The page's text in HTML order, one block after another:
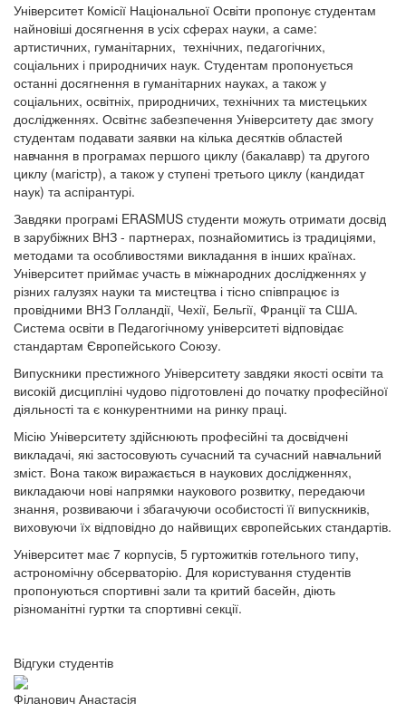
Університет Комісії Національної Освіти пропонує студентам
найновіші досягнення в усіх сферах науки, а саме:
артистичних, гуманітарних, технічних, педагогічних,
соціальних і природничих наук. Студентам пропонується
останні досягнення в гуманітарних науках, а також у
соціальних, освітніх, природничих, технічних та мистецьких
дослідженнях. Освітнє забезпечення Університету дає змогу
студентам подавати заявки на кілька десятків областей
навчання в програмах першого циклу (бакалавр) та другого
циклу (магістр), а також у ступені третього циклу (кандидат
наук) та аспірантурі.
Завдяки програмі ERASMUS студенти можуть отримати досвід
в зарубіжних ВНЗ - партнерах, познайомитись із традиціями,
методами та особливостями викладання в інших країнах.
Університет приймає участь в міжнародних дослідженнях у
різних галузях науки та мистецтва і тісно співпрацює із
провідними ВНЗ Голландії, Чехії, Бельгії, Франції та США.
Система освіти в Педагогічному університеті відповідає
стандартам Європейського Союзу.
Випускники престижного Університету завдяки якості освіти та
високій дисципліні чудово підготовлені до початку професійної
діяльності та є конкурентними на ринку праці.
Місію Університету здійснюють професійні та досвідчені
викладачі, які застосовують сучасний та сучасний навчальний
зміст. Вона також виражається в наукових дослідженнях,
викладаючи нові напрямки наукового розвитку, передаючи
знання, розвиваючи і збагачуючи особистості її випускників,
виховуючи їх відповідно до найвищих європейських стандартів.
Університет має 7 корпусів, 5 гуртожитків готельного типу,
астрономічну обсерваторію. Для користування студентів
пропонуються спортивні зали та критий басейн, діють
різноманітні гуртки та спортивні секції.
Відгуки студентів
Філанович Анастасія